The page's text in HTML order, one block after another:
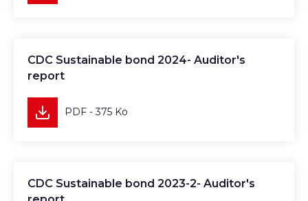
Télécharger
CDC Sustainable bond 2024- Auditor's
report
PDF - 375 Ko
Télécharger
CDC Sustainable bond 2023-2- Auditor's